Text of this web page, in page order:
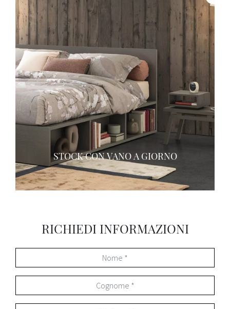
STOCK CON VANO A GIORNO
RICHIEDI INFORMAZIONI